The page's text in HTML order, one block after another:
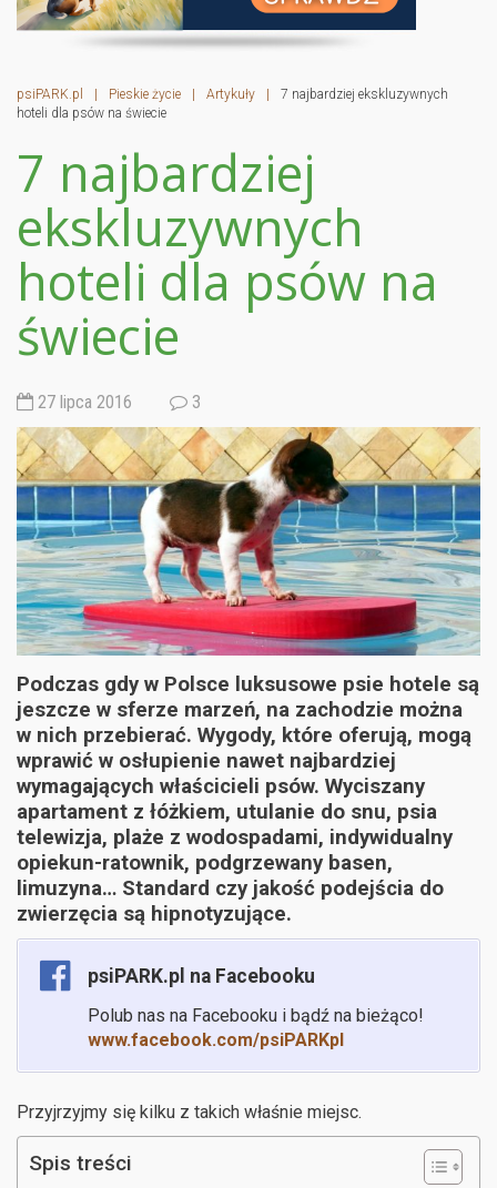
psiPARK.pl | Pieskie życie | Artykuły |
7 najbardziej ekskluzywnych
hoteli dla psów na świecie
7 najbardziej
ekskluzywnych
hoteli dla psów na
świecie
27 lipca 2016 3
Podczas gdy w Polsce luksusowe psie hotele są
jeszcze w sferze marzeń, na zachodzie można
w nich przebierać. Wygody, które oferują, mogą
wprawić w osłupienie nawet najbardziej
wymagających właścicieli psów. Wyciszany
apartament z łóżkiem, utulanie do snu, psia
telewizja, plaże z wodospadami, indywidualny
opiekun-ratownik, podgrzewany basen,
limuzyna… Standard czy jakość podejścia do
zwierzęcia są hipnotyzujące.
psiPARK.pl na Facebooku
Polub nas na Facebooku i bądź na bieżąco!
www.facebook.com/psiPARKpl
Przyjrzyjmy się kilku z takich właśnie miejsc.
Spis treści